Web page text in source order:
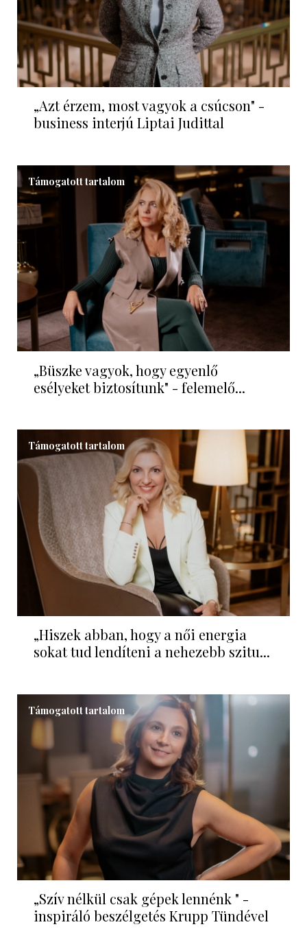
„Azt érzem, most vagyok a csúcson" -
business interjú Liptai Judittal
Támogatott tartalom
„Büszke vagyok, hogy egyenlő
esélyeket biztosítunk" - felemelő...
Támogatott tartalom
„Hiszek abban, hogy a női energia
sokat tud lendíteni a nehezebb szitu...
Támogatott tartalom
„Szív nélkül csak gépek lennénk " -
inspiráló beszélgetés Krupp Tündével